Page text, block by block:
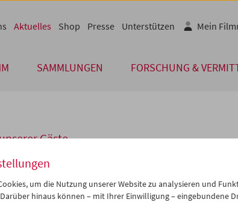
SAMMLUNGEN FORSCHUNG &
Aktuelles Shop Presse Unterstützen Mein
Gäste
Kôji
um die Nutzung unserer Website zu analysieren und
hinaus können – mit Ihrer Einwilligung – eingebundene